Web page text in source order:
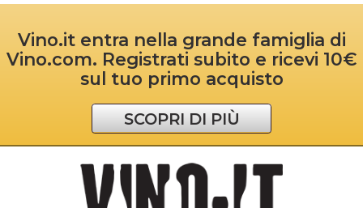
Vino.it entra nella grande famiglia di
Vino.com. Registrati subito e ricevi 10€
sul tuo primo acquisto
SCOPRI DI PIÙ